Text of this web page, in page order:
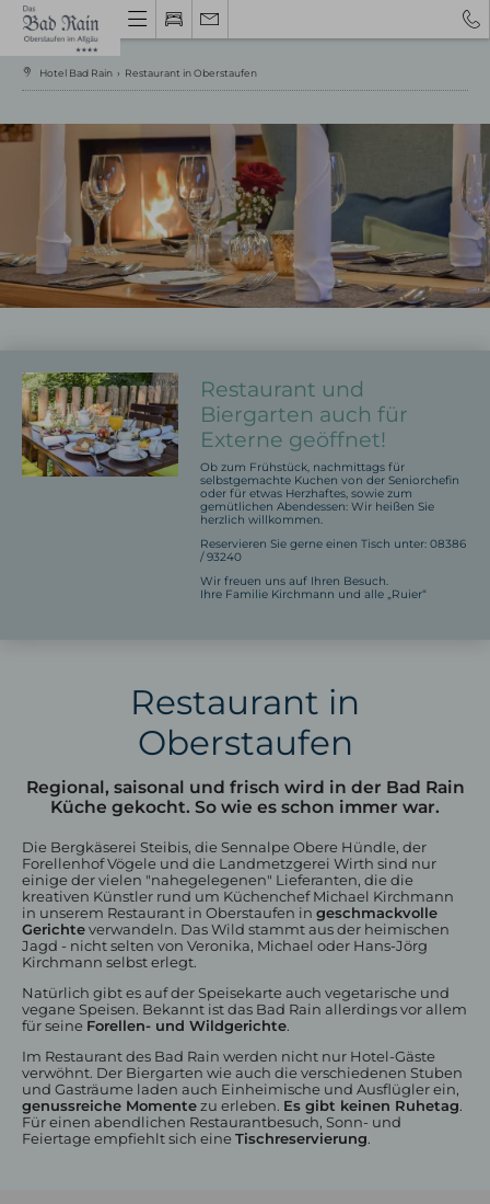
Gutschein
Hotel Oberstaufen
Bewertungen
Impressionen
Wissenswertes
Gutschein
Nachhaltigkeit
Urlaub mit Hund
Restaurant in Oberstaufen
Gasträume
Biergarten & Terrasse
Frühstück
Feiern
Hotel Bad Rain › Restaurant in Oberstaufen
Restaurant und
Biergarten auch für
Externe geöffnet!
Ob zum Frühstück, nachmittags für
selbstgemachte Kuchen von der Seniorchefin
oder für etwas Herzhaftes, sowie zum
gemütlichen Abendessen: Wir heißen Sie
herzlich willkommen.
Reservieren Sie gerne einen Tisch unter: 08386
/ 93240
Wir freuen uns auf Ihren Besuch.
Ihre Familie Kirchmann und alle „Ruier“
Restaurant in
Oberstaufen
Regional, saisonal und frisch wird in der Bad Rain
Küche gekocht. So wie es schon immer war.
Die Bergkäserei Steibis, die Sennalpe Obere Hündle, der
Forellenhof Vögele und die Landmetzgerei Wirth sind nur
einige der vielen "nahegelegenen" Lieferanten, die die
kreativen Künstler rund um Küchenchef Michael Kirchmann
in unserem Restaurant in Oberstaufen in geschmackvolle
Gerichteverwandeln. Das Wild stammt aus der heimischen
Jagd - nicht selten von Veronika, Michael oder Hans-Jörg
Kirchmann selbst erlegt.
Natürlich gibt es auf der Speisekarte auch vegetarische und
vegane Speisen. Bekannt ist das Bad Rain allerdings vor allem
für seine Forellen- und Wildgerichte.
Im Restaurant des Bad Rain werden nicht nur Hotel-Gäste
verwöhnt. Der Biergarten wie auch die verschiedenen Stuben
und Gasträume laden auch Einheimische und Ausflügler ein,
genussreiche Momentezu erleben. Es gibt keinen Ruhetag.
Für einen abendlichen Restaurantbesuch, Sonn- und
Feiertage empfiehlt sich eineTischreservierung.